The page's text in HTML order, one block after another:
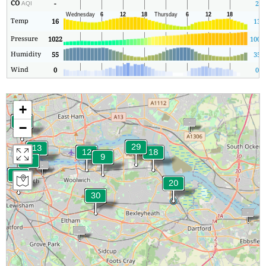
COAQI -
2
Temp
16
13
Pressure
1022
1008
Humidity
55
35
Wind
0 0
+
−